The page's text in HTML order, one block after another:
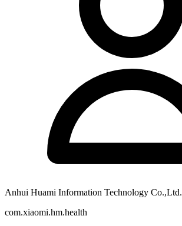
Anhui Huami Information Technology Co.,Ltd.
com.xiaomi.hm.health